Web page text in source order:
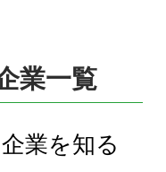
業一覧
業を知る